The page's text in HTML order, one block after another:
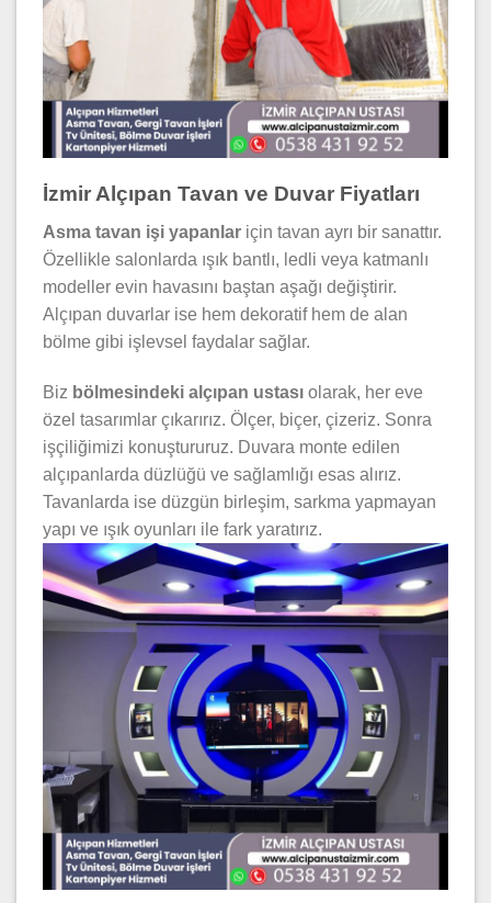
İzmir Alçıpan Tavan ve Duvar Fiyatları
Asma tavan işi yapanlar için tavan ayrı bir sanattır.
Özellikle salonlarda ışık bantlı, ledli veya katmanlı
modeller evin havasını baştan aşağı değiştirir.
Alçıpan duvarlar ise hem dekoratif hem de alan
bölme gibi işlevsel faydalar sağlar.
Biz bölmesindeki alçıpan ustası olarak, her eve
özel tasarımlar çıkarırız. Ölçer, biçer, çizeriz. Sonra
işçiliğimizi konuştururuz. Duvara monte edilen
alçıpanlarda düzlüğü ve sağlamlığı esas alırız.
Tavanlarda ise düzgün birleşim, sarkma yapmayan
yapı ve ışık oyunları ile fark yaratırız.